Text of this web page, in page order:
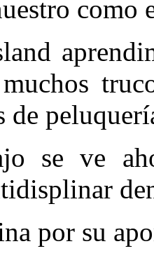
como
de
se ve
por su